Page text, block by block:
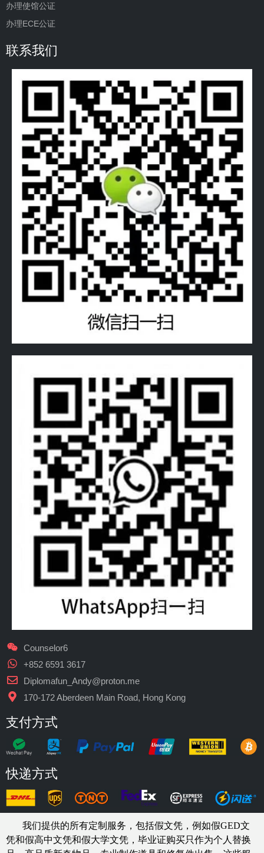
办理使馆公证
办理ECE公证
联系我们
Counselor6
+852 6591 3617
Diplomafun_Andy@proton.me
170-172 Aberdeen Main Road, Hong Kong
支付方式
快递方式
我们提供的所有定制服务，包括假文凭，例如假GED文
凭和假高中文凭和假大学文凭， 毕业证购买只作为个人替换